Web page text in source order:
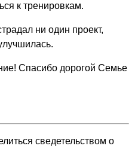
к тренировкам.
ни один проект,
Спасибо дорогой Семье
сведетельством о